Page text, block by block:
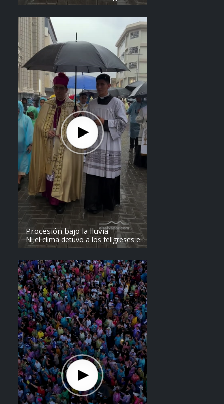
el recorrido del Divino Salvador del
Steven Anzora
Procesión bajo la lluvia
Ni el clima detuvo a los feligreses en
el recorrido del Divino Salvador del
Steven Anzora